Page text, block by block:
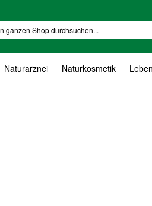
Naturarznei Naturkosmetik